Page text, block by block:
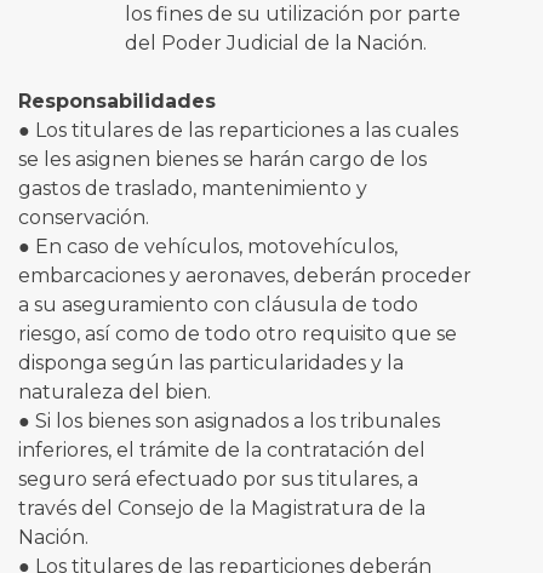
los fines de su utilización por parte
del Poder Judicial de la Nación.
Responsabilidades
● Los titulares de las reparticiones a las cuales
se les asignen bienes se harán cargo de los
gastos de traslado, mantenimiento y
conservación.
● En caso de vehículos, motovehículos,
embarcaciones y aeronaves, deberán proceder
a su aseguramiento con cláusula de todo
riesgo, así como de todo otro requisito que se
disponga según las particularidades y la
naturaleza del bien.
● Si los bienes son asignados a los tribunales
inferiores, el trámite de la contratación del
seguro será efectuado por sus titulares, a
través del Consejo de la Magistratura de la
Nación.
● Los titulares de las reparticiones deberán